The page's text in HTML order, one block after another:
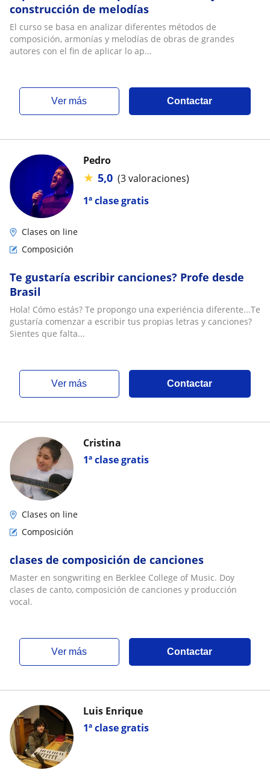
construcción de melodías
El curso se basa en analizar diferentes métodos de
composición, armonías y melodías de obras de grandes
autores con el fin de aplicar lo ap...
ver más Contactar
1ª clase gratis
Pedro
★ 5,0 (3 valoraciones)
Clases on line
Composición
Te gustaría escribir canciones? Profe desde
Brasil
Hola! Cómo estás? Te propongo una experiéncia diferente...Te
gustaría comenzar a escribir tus propias letras y canciones?
Sientes que falta...
ver más Contactar
1ª clase gratis
Cristina
Clases on line
Composición
clases de composición de canciones
Master en songwriting en Berklee College of Music. Doy
clases de canto, composición de canciones y producción
vocal.
ver más Contactar
1ª clase gratis
Luis Enrique